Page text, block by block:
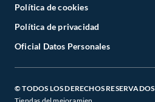
Política de cookies
Política de privacidad
Oficial Datos Personales
© TODOS LOS DERECHOS RESERVADOS